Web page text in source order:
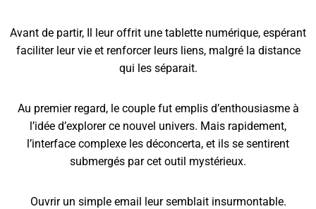
Avant de partir, Il leur offrit une tablette numérique, espérant
faciliter leur vie et renforcer leurs liens, malgré la distance
qui les séparait.
Au premier regard,le couple fut emplis d’enthousiasme à
l’idée d’explorer ce nouvel univers. Mais rapidement,
l’interface complexe les déconcerta, et ils se sentirent
submergés par cet outil mystérieux.
Ouvrir un simple email leur semblait insurmontable.